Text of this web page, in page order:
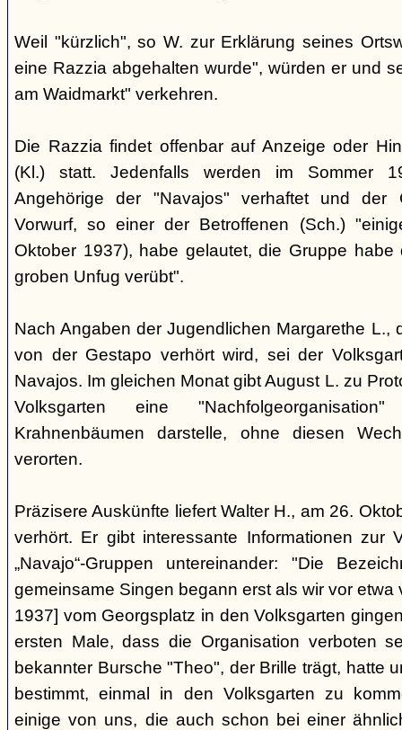
Weil "kürzlich", so W. zur Erklärung seines
eine Razzia abgehalten wurde", würden er und
am Waidmarkt" verkehren.
Die Razzia findet offenbar auf Anzeige oder
(Kl.) statt. Jedenfalls werden im Sommer
Angehörige der "Navajos" verhaftet und der
Vorwurf, so einer der Betroffenen (Sch.)
Oktober 1937), habe gelautet, die Gruppe
groben Unfug verübt".
Nach Angaben der Jugendlichen Margarethe L.,
von der Gestapo verhört wird, sei der
Navajos. Im gleichen Monat gibt August L. zu
Volksgarten eine
Krahnenbäumen darstelle, ohne diesen
verorten.
Präzisere Auskünfte liefert Walter H., am 26.
verhört. Er gibt interessante Informationen zur
„Navajo“-Gruppen untereinander: "Die
gemeinsame Singen begann erst als wir vor etwa
1937] vom Georgsplatz in den Volksgarten
ersten Male, dass die Organisation verboten
bekannter Bursche "Theo", der Brille trägt, hatte
bestimmt, einmal in den Volksgarten zu
einige von uns, die auch schon bei einer